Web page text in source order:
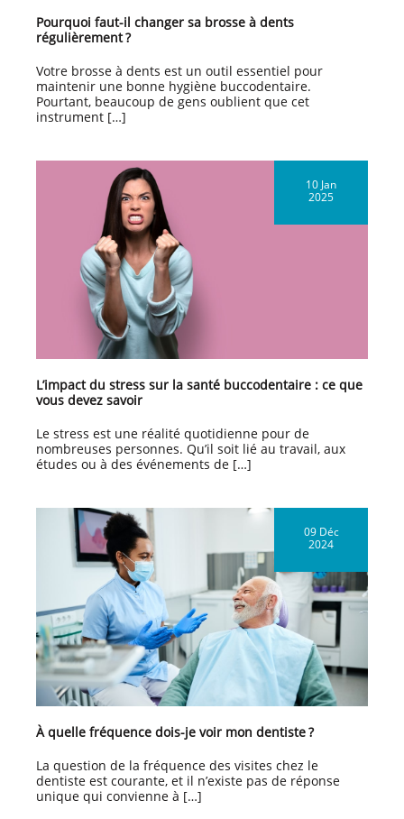
Pourquoi faut-il changer sa brosse à dents
régulièrement ?
Votre brosse à dents est un outil essentiel pour
maintenir une bonne hygiène buccodentaire.
Pourtant, beaucoup de gens oublient que cet
instrument […]
10 Jan
2025
L’impact du stress sur la santé buccodentaire : ce que
vous devez savoir
Le stress est une réalité quotidienne pour de
nombreuses personnes. Qu’il soit lié au travail, aux
études ou à des événements de […]
09 Déc
2024
À quelle fréquence dois-je voir mon dentiste ?
La question de la fréquence des visites chez le
dentiste est courante, et il n’existe pas de réponse
unique qui convienne à […]